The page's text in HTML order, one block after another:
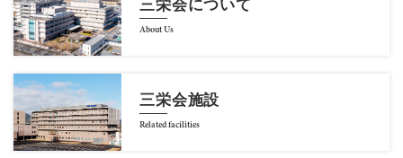
三栄会について
About Us
三栄会施設
Related facilities